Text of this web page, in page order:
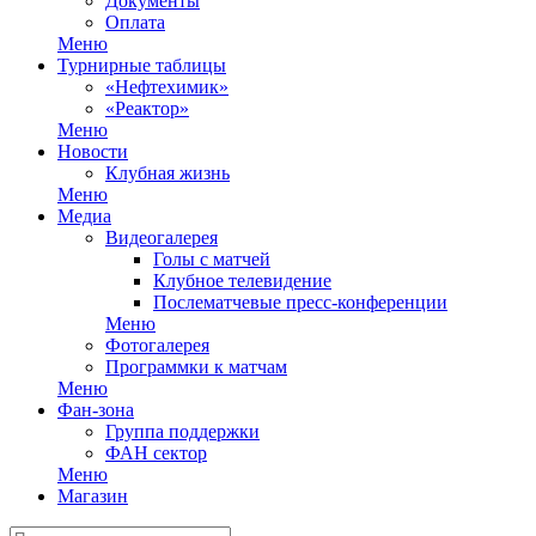
Оплата
Меню
Турнирные таблицы
«Нефтехимик»
«Реактор»
Меню
Новости
Клубная жизнь
Меню
Медиа
Видеогалерея
Голы с матчей
Клубное телевидение
Послематчевые пресс-конференции
Меню
Фотогалерея
Программки к матчам
Меню
Фан-зона
Группа поддержки
ФАН сектор
Меню
Магазин